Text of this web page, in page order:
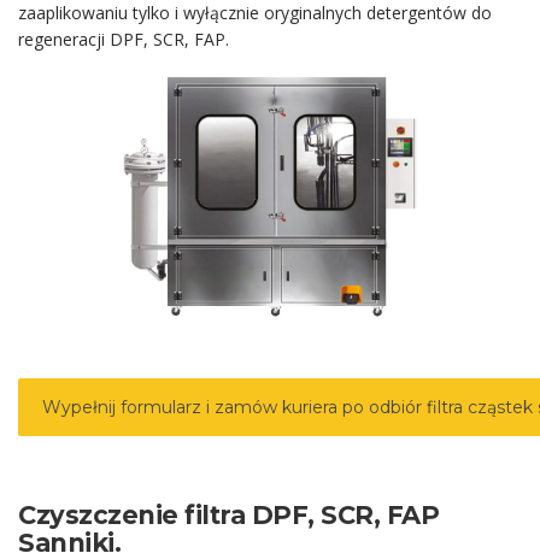
zaaplikowaniu tylko i wyłącznie oryginalnych detergentów do
regeneracji DPF, SCR, FAP.
Wypełnij formularz i zamów kuriera po odbiór filtra
Czyszczenie filtra DPF, SCR, FAP
Sanniki.